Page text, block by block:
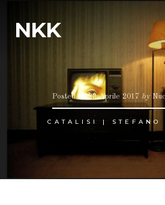
NKK
Posted on23 Aprile 2017 by
CATALISI | STEFANO